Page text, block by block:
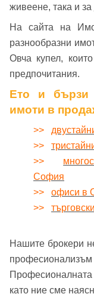
живеене, така и
На сайта на
разнообразни
Овча купел,
предпочитания.
Ето и бързи
имоти в
>>
>>
>>
София
>> офиси в
>>
Нашите брокери
като ние сме